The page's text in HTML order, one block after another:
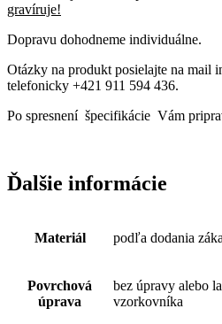
gravíruje!
Dopravu dohodneme individuálne.
Otázky na produkt posielajte na mail
telefonicky +421 911 594 436.
Po spresnení špecifikácie Vám
Ďalšie informácie
Materiál podľa dodania
Povrchová
úprava
bez úpravy alebo
vzorkovníka